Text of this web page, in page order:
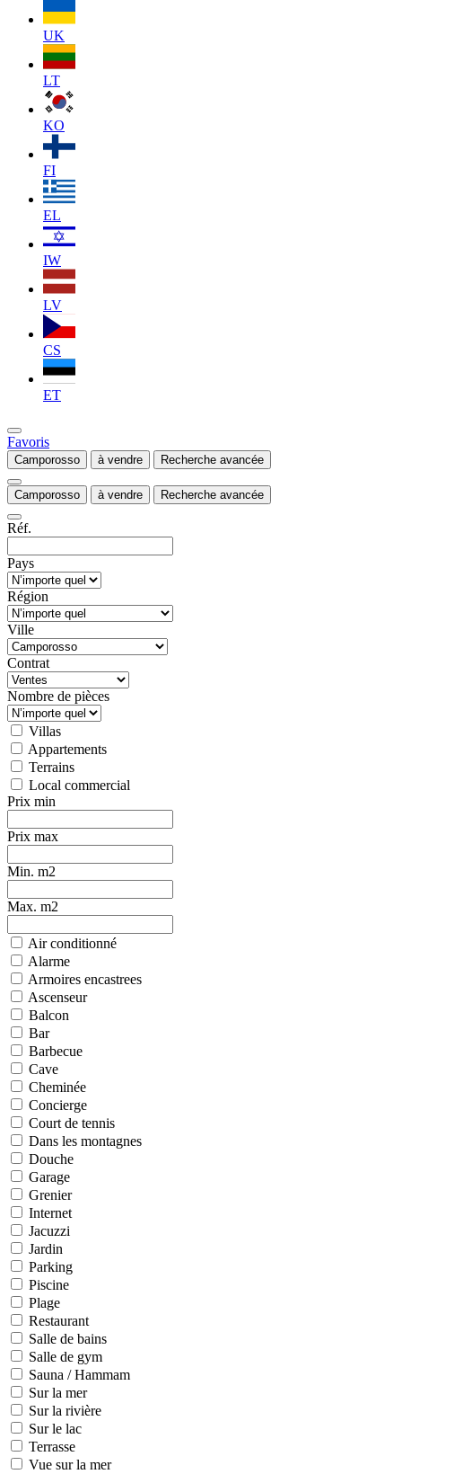
UK
LT
KO
FI
EL
IW
LV
CS
ET
Favoris
Camporosso à vendre Recherche avancée
Camporosso à vendre Recherche avancée
Réf.
Pays
Région
Ville
Contrat
Nombre de pièces
Villas
Appartements
Terrains
Local commercial
Prix min
Prix max
Min. m2
Max. m2
Air conditionné
Alarme
Armoires encastrees
Ascenseur
Balcon
Bar
Barbecue
Cave
Cheminée
Concierge
Court de tennis
Dans les montagnes
Douche
Garage
Grenier
Internet
Jacuzzi
Jardin
Parking
Piscine
Plage
Restaurant
Salle de bains
Salle de gym
Sauna / Hammam
Sur la mer
Sur la rivière
Sur le lac
Terrasse
Vue sur la mer